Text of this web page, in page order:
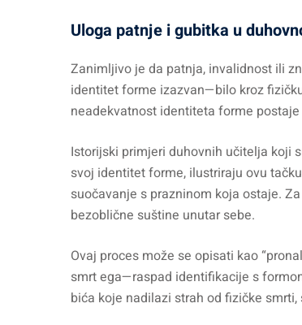
Uloga patnje i gubitka u
Zanimljivo je da patnja, invalidnost ili
identitet forme izazvan—bilo kroz
neadekvatnost identiteta forme
Istorijski primjeri duhovnih učitelja koji
svoj identitet forme, ilustriraju ovu
suočavanje s prazninom koja ostaje.
bezoblične suštine unutar sebe.
Ovaj proces može se opisati kao
smrt ega—raspad identifikacije s
bića koje nadilazi strah od fizičke